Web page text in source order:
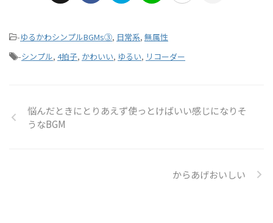
-ゆるかわシンプルBGMs③, 日常系, 無属性
-シンプル, 4拍子, かわいい, ゆるい, リコーダー
悩んだときにとりあえず使っとけばいい感じになりそ
うなBGM
からあげおいしい